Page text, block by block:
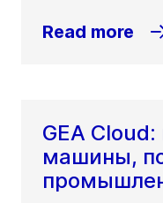
Read more
GEA
машины,